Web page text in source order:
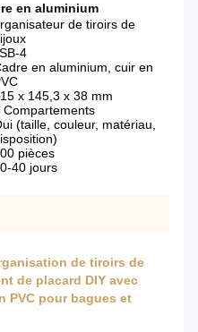
en aluminium
de tiroirs de
4
en aluminium, cuir en
x 145,3 x 38 mm
Compartements
(taille, couleur, matériau,
pièces
40 jours
de tiroirs de
de placard DIY avec
PVC pour bagues et